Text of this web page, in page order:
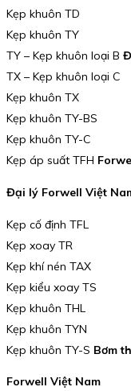
Kẹp khuôn TD
Kẹp khuôn TY
TY – Kẹp khuôn loại B
TX – Kẹp khuôn loại C
Kẹp khuôn TX
Kẹp khuôn TY-BS
Kẹp khuôn TY-C
Kẹp áp suất TFH
Đại lý Forwell Việt
Kẹp cố định TFL
Kẹp xoay TR
Kẹp khí nén TAX
Kẹp kiểu xoay TS
Kẹp khuôn THL
Kẹp khuôn TYN
Kẹp khuôn TY-S Bơm
Forwell Việt Nam